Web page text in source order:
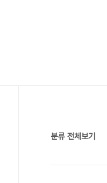
분류 전체보기